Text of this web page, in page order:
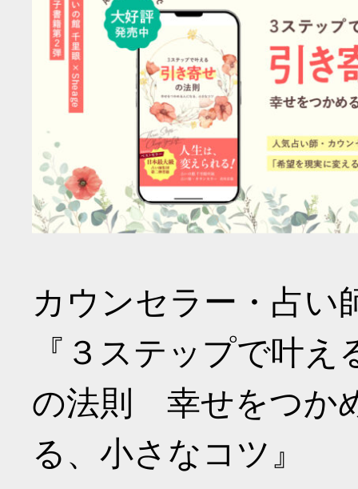
カウンセラー・占い
『３ステップで叶
の法則 幸せをつか
る、小さなコツ』